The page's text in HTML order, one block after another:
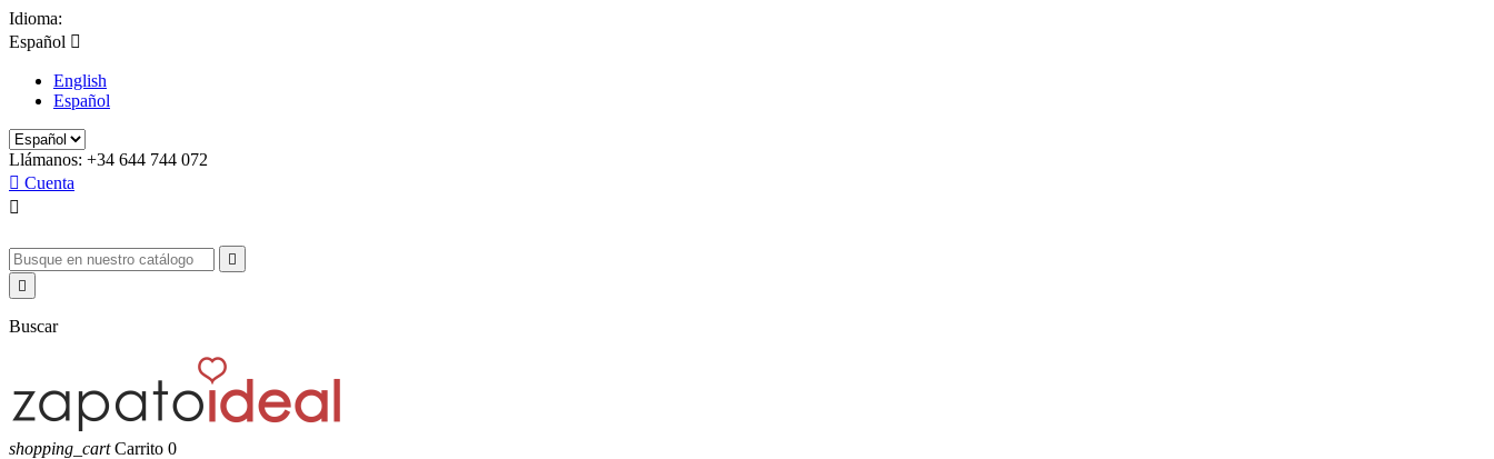
Idioma:
Español 
English
Español
Llámanos: +34 644 744 072
 Cuenta



Buscar
shopping_cart Carrito 0